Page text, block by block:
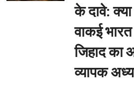
के दावे:
वाकई
जिहाद का
व्यापक